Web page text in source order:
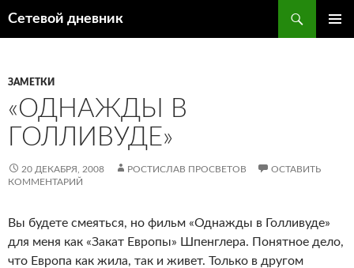
Сетевой дневник
ЗАМЕТКИ
«ОДНАЖДЫ В
ГОЛЛИВУДЕ»
20 ДЕКАБРЯ, 2008 РОСТИСЛАВ ПРОСВЕТОВ
ОСТАВИТЬ
КОММЕНТАРИЙ
Вы будете смеяться, но фильм «Однажды в Голливуде»
для меня как «Закат Европы» Шпенглера. Понятное дело,
что Европа как жила, так и живет. Только в другом